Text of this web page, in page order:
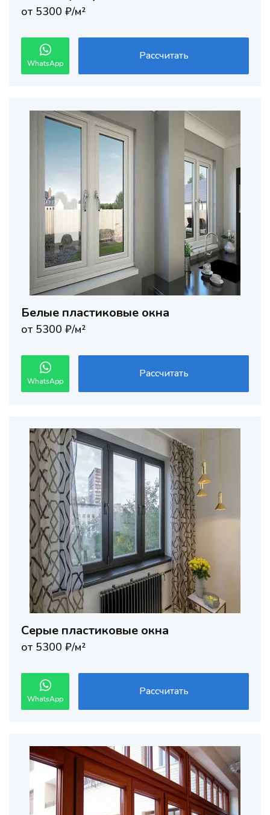
от 5300 ₽/м²
WhatsApp
Рассчитать
Белые пластиковые окна
от 5300 ₽/м²
WhatsApp
Рассчитать
Серые пластиковые окна
от 5300 ₽/м²
WhatsApp
Рассчитать